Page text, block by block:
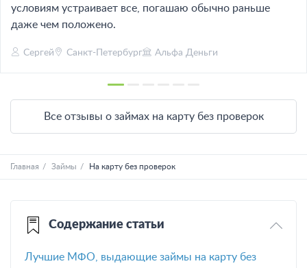
условиям устраивает все, погашаю обычно раньше
даже чем положено.
Сергей Санкт-Петербург Альфа Деньги
Все отзывы о займах на карту без проверок
Главная Займы На карту без проверок
Содержание статьи
Лучшие МФО, выдающие займы на карту без